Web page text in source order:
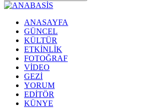
ANASAYFA
GÜNCEL
KÜLTÜR
ETKİNLİK
FOTOĞRAF
VİDEO
GEZİ
YORUM
EDİTÖR
KÜNYE